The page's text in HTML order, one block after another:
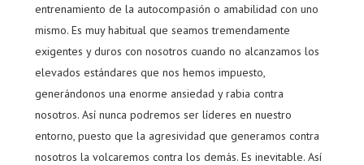
entrenamiento de la autocompasión o amabilidad con uno
mismo. Es muy habitual que seamos tremendamente
exigentes y duros con nosotros cuando no alcanzamos los
elevados estándares que nos hemos impuesto,
generándonos una enorme ansiedad y rabia contra
nosotros. Así nunca podremos ser líderes en nuestro
entorno, puesto que la agresividad que generamos contra
nosotros la volcaremos contra los demás. Es inevitable. Así